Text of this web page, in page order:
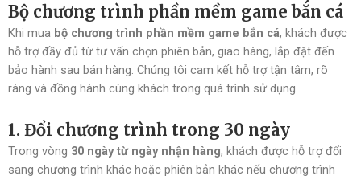
Bộ chương trình phần mềm game bắn cá
Khi mua bộ chương trình phần mềm game bắn cá, khách được
hỗ trợ đầy đủ từ tư vấn chọn phiên bản, giao hàng, lắp đặt đến
bảo hành sau bán hàng. Chúng tôi cam kết hỗ trợ tận tâm, rõ
ràng và đồng hành cùng khách trong quá trình sử dụng.
1. Đổi chương trình trong 30 ngày
Trong vòng 30 ngày từ ngày nhận hàng, khách được hỗ trợ đổi
sang chương trình khác hoặc phiên bản khác nếu chương trình